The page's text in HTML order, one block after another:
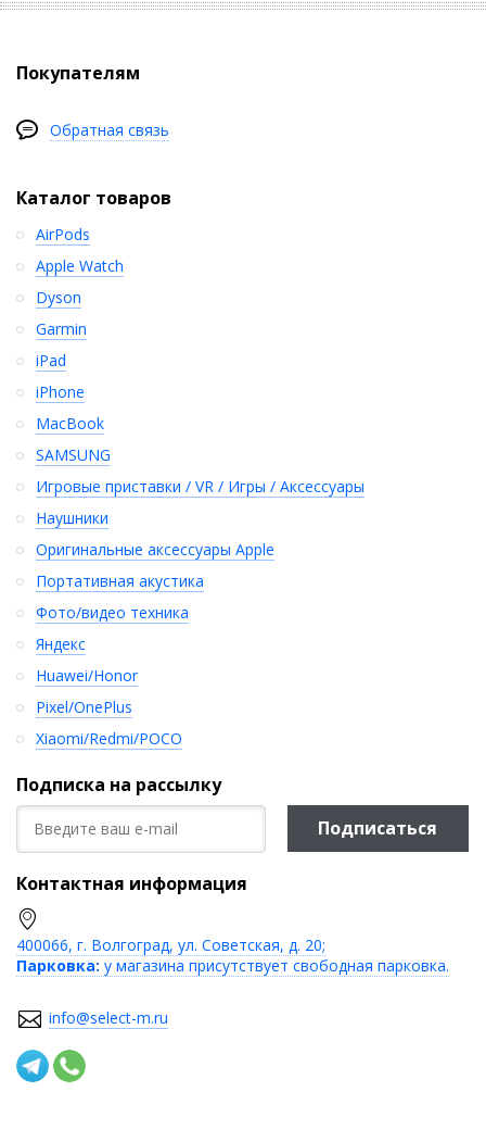
Покупателям
Обратная связь
Каталог товаров
AirPods
Apple Watch
Dyson
Garmin
iPad
iPhone
MacBook
SAMSUNG
Игровые приставки / VR / Игры / Аксессуары
Наушники
Оригинальные аксессуары Apple
Портативная акустика
Фото/видео техника
Яндекс
Huawei/Honor
Pixel/OnePlus
Xiaomi/Redmi/POCO
Подписка на рассылку
Подписаться
Контактная информация
400066, г. Волгоград, ул. Советская, д. 20;
Парковка: у магазина присутствует свободная парковка.
info@select-m.ru